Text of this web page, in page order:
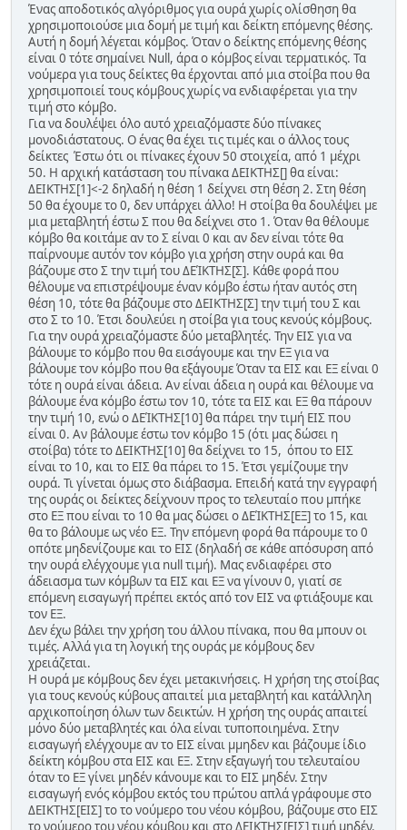
Ένας αποδοτικός αλγόριθμος για ουρά χωρίς ολίσθηση θα
χρησιμοποιούσε μια δομή με τιμή και δείκτη επόμενης θέσης.
Αυτή η δομή λέγεται κόμβος. Όταν ο δείκτης επόμενης θέσης
είναι 0 τότε σημαίνει Null, άρα ο κόμβος είναι τερματικός. Τα
νούμερα για τους δείκτες θα έρχονται από μια στοίβα που θα
χρησιμοποιεί τους κόμβους χωρίς να ενδιαφέρεται για την
τιμή στο κόμβο.
Για να δουλέψει όλο αυτό χρειαζόμαστε δύο πίνακες
μονοδιάστατους. Ο ένας θα έχει τις τιμές και ο άλλος τους
δείκτες Έστω ότι οι πίνακες έχουν 50 στοιχεία, από 1 μέχρι
50. Η αρχική κατάσταση του πίνακα ΔΕΙΚΤΗΣ[] θα είναι:
ΔΕΙΚΤΗΣ[1]<-2 δηλαδή η θέση 1 δείχνει στη θέση 2. Στη θέση
50 θα έχουμε το 0, δεν υπάρχει άλλο! Η στοίβα θα δουλέψει με
μια μεταβλητή έστω Σ που θα δείχνει στο 1. Όταν θα θέλουμε
κόμβο θα κοιτάμε αν το Σ είναι 0 και αν δεν είναι τότε θα
παίρνουμε αυτόν τον κόμβο για χρήση στην ουρά και θα
βάζουμε στο Σ την τιμή του ΔΕΊΚΤΗΣ[Σ]. Κάθε φορά που
θέλουμε να επιστρέψουμε έναν κόμβο έστω ήταν αυτός στη
θέση 10, τότε θα βάζουμε στο ΔΕΙΚΤΗΣ[Σ] την τιμή του Σ και
στο Σ το 10. Έτσι δουλεύει η στοίβα για τους κενούς κόμβους.
Για την ουρά χρειαζόμαστε δύο μεταβλητές. Την ΕΙΣ για να
βάλουμε το κόμβο που θα εισάγουμε και την ΕΞ για να
βάλουμε τον κόμβο που θα εξάγουμε Όταν τα ΕΙΣ και ΕΞ είναι 0
τότε η ουρά είναι άδεια. Αν είναι άδεια η ουρά και θέλουμε να
βάλουμε ένα κόμβο έστω τον 10, τότε τα ΕΙΣ και ΕΞ θα πάρουν
την τιμή 10, ενώ ο ΔΕΊΚΤΗΣ[10] θα πάρει την τιμή ΕΙΣ που
είναι 0. Αν βάλουμε έστω τον κόμβο 15 (ότι μας δώσει η
στοίβα) τότε το ΔΕΙΚΤΗΣ[10] θα δείχνει το 15, όπου το ΕΙΣ
είναι το 10, και το ΕΙΣ θα πάρει το 15. Έτσι γεμίζουμε την
ουρά. Τι γίνεται όμως στο διάβασμα. Επειδή κατά την εγγραφή
της ουράς οι δείκτες δείχνουν προς το τελευταίο που μπήκε
στο ΕΞ που είναι το 10 θα μας δώσει ο ΔΕΊΚΤΗΣ[ΕΞ] το 15, και
θα το βάλουμε ως νέο ΕΞ. Την επόμενη φορά θα πάρουμε το 0
οπότε μηδενίζουμε και το ΕΙΣ (δηλαδή σε κάθε απόσυρση από
την ουρά ελέγχουμε για null τιμή). Μας ενδιαφέρει στο
άδειασμα των κόμβων τα ΕΙΣ και ΕΞ να γίνουν 0, γιατί σε
επόμενη εισαγωγή πρέπει εκτός από τον ΕΙΣ να φτιάξουμε και
τον ΕΞ.
Δεν έχω βάλει την χρήση του άλλου πίνακα, που θα μπουν οι
τιμές. Αλλά για τη λογική της ουράς με κόμβους δεν
χρειάζεται.
Η ουρά με κόμβους δεν έχει μετακινήσεις. Η χρήση της στοίβας
για τους κενούς κύβους απαιτεί μια μεταβλητή και κατάλληλη
αρχικοποίηση όλων των δεικτών. Η χρήση της ουράς απαιτεί
μόνο δύο μεταβλητές και όλα είναι τυποποιημένα. Στην
εισαγωγή ελέγχουμε αν το ΕΙΣ είναι μμηδεν και βάζουμε ίδιο
δείκτη κόμβου στα ΕΙΣ και ΕΞ. Στην εξαγωγή του τελευταίου
όταν το ΕΞ γίνει μηδέν κάνουμε και το ΕΙΣ μηδέν. Στην
εισαγωγή ενός κόμβου εκτός του πρώτου απλά γράφουμε στο
ΔΕΙΚΤΗΣ[ΕΙΣ] το το νούμερο του νέου κόμβου, βάζουμε στο ΕΙΣ